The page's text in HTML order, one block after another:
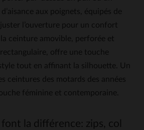
aux poignets, équipés de
l’ouverture pour un confort
ceinture amovible, perforée et
offre une touche
tout en affinant la silhouette. Un
ceintures des motards des années
féminine et contemporaine.
font la différence: zips, col